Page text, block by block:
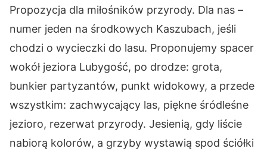
Propozycja dla miłośników przyrody. Dla nas –
numer jeden na środkowych Kaszubach, jeśli
chodzi o wycieczki do lasu. Proponujemy spacer
wokół jeziora Lubygość, po drodze: grota,
bunkier partyzantów, punkt widokowy, a przede
wszystkim: zachwycający las, piękne śródleśne
jezioro, rezerwat przyrody. Jesienią, gdy liście
nabiorą kolorów, a grzyby wystawią spod ściółki